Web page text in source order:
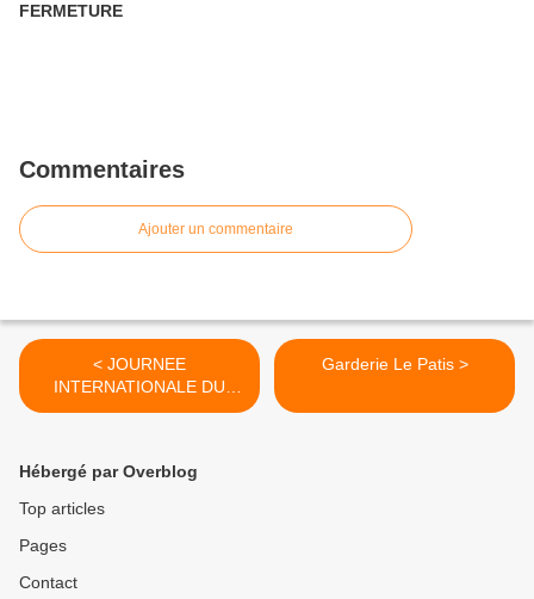
FERMETURE
Commentaires
Ajouter un commentaire
< JOURNEE
INTERNATIONALE DU
SOURIRE
Garderie Le Patis >
Hébergé par Overblog
Top articles
Pages
Contact